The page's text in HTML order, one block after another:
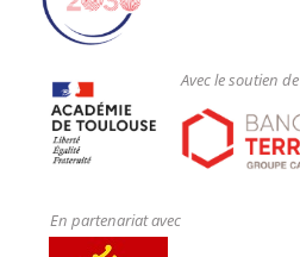
Avec le soutien de
En partenariat avec